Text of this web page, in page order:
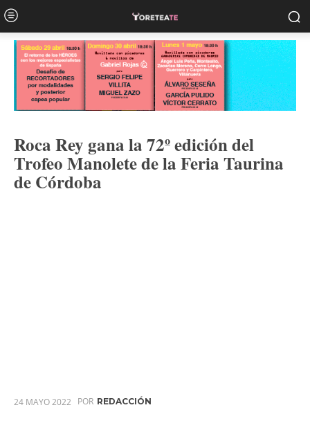
Roca Rey gana la 72º edición del
Trofeo Manolete de la Feria Taurina
de Córdoba
24 MAYO 2022 POR REDACCIÓN